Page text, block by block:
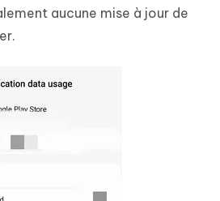
aucune mise à jour de